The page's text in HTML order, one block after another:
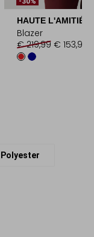
HAUTE L'AMITIÉ
Blazer
€ 219,99 € 153,99
Polyester